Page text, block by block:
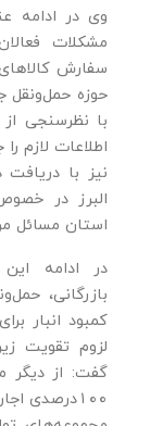
وی در ادامه
مشکلات
سفارش
حوزه حمل‌و‌نقل
با نظرسنجی
اطلاعات لازم
نیز با
البرز در
استان مسائل
در ادامه
بازرگانی،
کمبود انبار
لزوم تقویت
گفت: از
۱۰۰درصدی